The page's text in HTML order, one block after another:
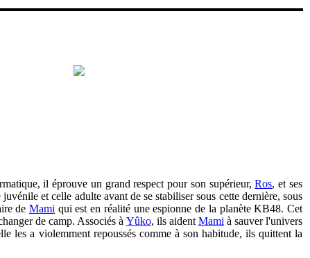
il éprouve un grand respect pour son supérieur,Ros, et ses
et celle adulte avant de se stabiliser sous cette dernière, sous
de Mamiqui est en réalité une espionne de la planète KB48. Cet
de camp. Associés à Yûko, ils aidentMamià sauver l'univers
les a violemment repoussés comme à son habitude, ils quittent la